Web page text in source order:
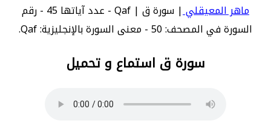
ماهر المعيقلي
| سورة ق | Qaf - عدد آياتها 45 - رقم
السورة في المصحف: 50 - معنى السورة بالإنجليزية: Qaf.
سورة ق استماع و تحميل